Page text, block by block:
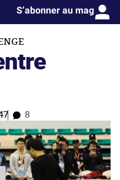
S’abonner au mag
8